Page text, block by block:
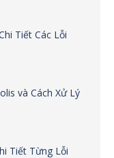
Tiết Các Lỗi
và Cách Xử Lý
Tiết Từng Lỗi